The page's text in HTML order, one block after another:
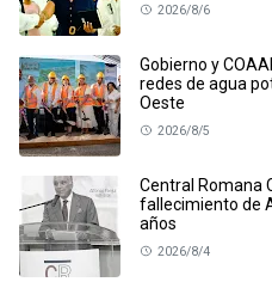
2026/8/6
Gobierno y
redes de agua
Oeste
2026/8/5
Central Romana
fallecimiento de
años
2026/8/4